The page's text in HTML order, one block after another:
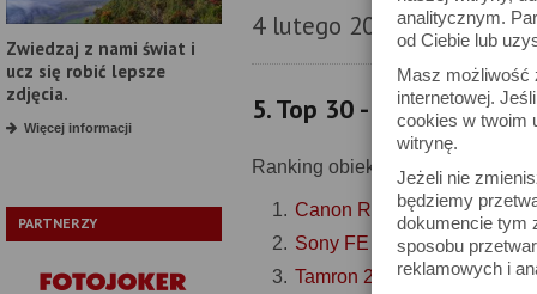
analitycznym.
od Ciebie lub
Masz możliwość
internetowej.
cookies w twoim
witrynę.
Jeżeli nie
będziemy
dokumencie tym
sposobu
reklamowych i
Zwiedzaj z nami świat i
ucz się robić lepsze
zdjęcia.
Więcej informacji
PARTNERZY
4 lutego 2025
5. Top 30 - Obiektywy
Ranking obiektywów, które w
Canon RF 50 mm f1.8 STM
Sony FE 50 mm f/1.8
Tamron 28-75 mm f/2.8 Di